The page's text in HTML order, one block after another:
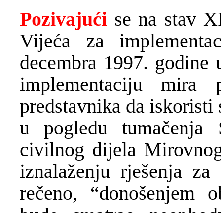
Pozivajući se na stav
Vijeća za
decembra 1997.
implementaciju mira
predstavnika da
u pogledu tumačenja
civilnog dijela
iznalaženju rješenja
rečeno, “donošenjem